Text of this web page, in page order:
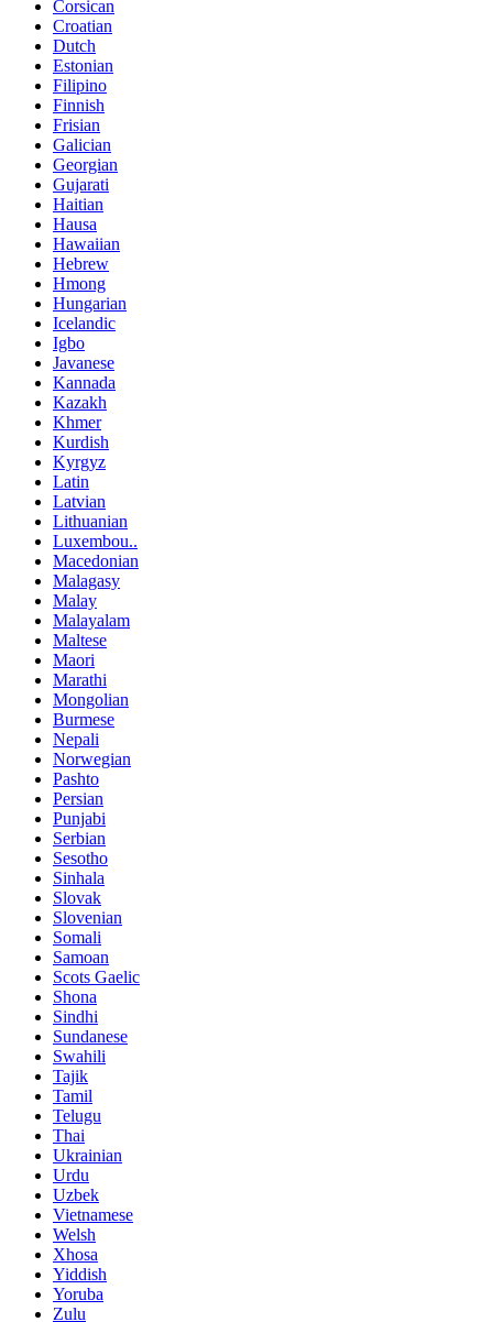
Corsican
Croatian
Dutch
Estonian
Filipino
Finnish
Frisian
Galician
Georgian
Gujarati
Haitian
Hausa
Hawaiian
Hebrew
Hmong
Hungarian
Icelandic
Igbo
Javanese
Kannada
Kazakh
Khmer
Kurdish
Kyrgyz
Latin
Latvian
Lithuanian
Luxembou..
Macedonian
Malagasy
Malay
Malayalam
Maltese
Maori
Marathi
Mongolian
Burmese
Nepali
Norwegian
Pashto
Persian
Punjabi
Serbian
Sesotho
Sinhala
Slovak
Slovenian
Somali
Samoan
Scots Gaelic
Shona
Sindhi
Sundanese
Swahili
Tajik
Tamil
Telugu
Thai
Ukrainian
Urdu
Uzbek
Vietnamese
Welsh
Xhosa
Yiddish
Yoruba
Zulu